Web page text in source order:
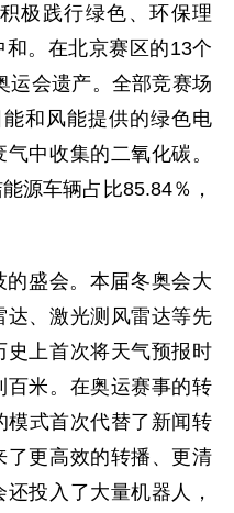
极践行绿色、环保理
。在北京赛区的13个
运会遗产。全部竞赛场
和风能提供的绿色电
中收集的二氧化碳。
源车辆占比85.84％，
盛会。本届冬奥会大
、激光测风雷达等先
上首次将天气预报时
百米。在奥运赛事的转
模式首次代替了新闻转
更高效的转播、更清
投入了大量机器人，